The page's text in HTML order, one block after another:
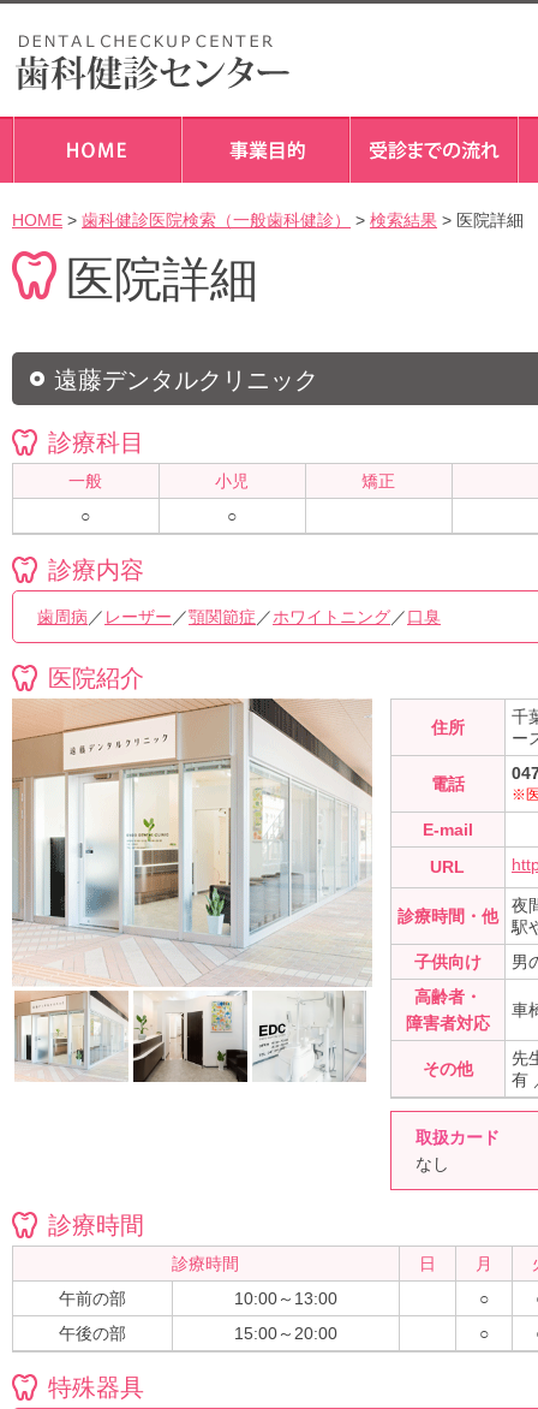
HOME > 歯科健診医院検索（一般歯科健診） > 検索結果 > 医院詳細
医院詳細
遠藤デンタルクリニック
診療科目
一般 小児
矯正
○
○
診療内容
歯周病 ／ レーザー ／顎関節症 ／ホワイトニング／口臭
医院紹介
住所
千
ー
電話
※
E-mail
URL
診療時間・他
夜
駅
子供向け
男
高齢者・
障害者対応
車
その他
先
有
取扱カード
なし
診療時間
診療時間 日 月
午前の部
10:00～13:00 ○
午後の部
15:00～20:00 ○
特殊器具